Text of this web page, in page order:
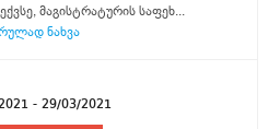
მაგისტრატურის საფეხ...
ნახვა
- 29/03/2021